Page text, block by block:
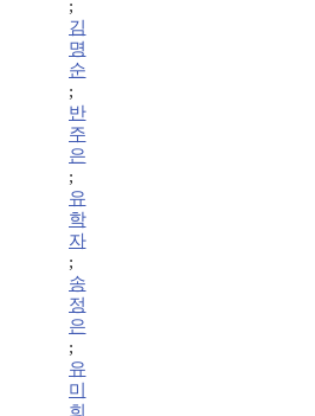
;
김
명
순
;
반
주
은
;
유
학
자
;
송
정
은
;
유
미
희